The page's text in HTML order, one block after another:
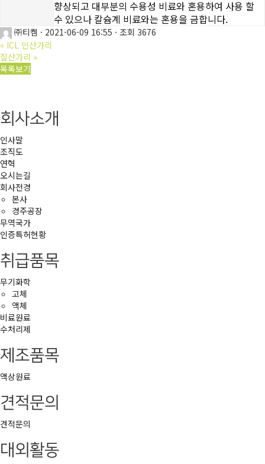
향상되고 대부분의 수용성 비료와 혼용하여 사용 할
수 있으나 칼슘계 비료와는 혼용을 금합니다.
㈜티켐 · 2021-06-09 16:55 · 조회 3676
« ICL 인산가리
질산가리 »
목록보기
회사소개
인사말
조직도
연혁
오시는길
회사전경
본사
경주공장
무역국가
인증특허현황
취급품목
무기화학
고체
액체
비료원료
수처리제
제조품목
액상원료
견적문의
견적문의
대외활동